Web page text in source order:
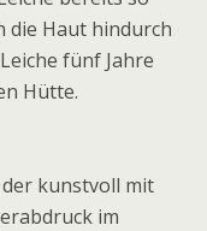
die Haut hindurch
fünf Jahre
Hütte.
der kunstvoll mit
im